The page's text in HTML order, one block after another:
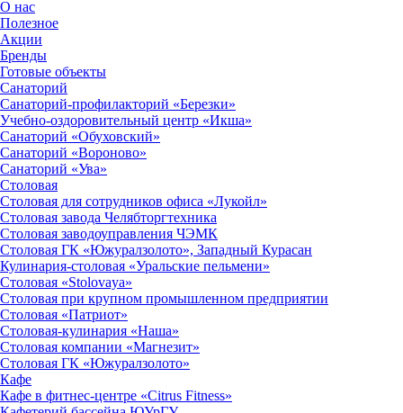
О нас
Полезное
Акции
Бренды
Готовые объекты
Санаторий
Санаторий-профилакторий «Березки»
Учебно-оздоровительный центр «Икша»
Санаторий «Обуховский»
Санаторий «Вороново»
Санаторий «Ува»
Столовая
Столовая для сотрудников офиса «Лукойл»
Столовая завода Челябторгтехника
Столовая заводоуправления ЧЭМК
Столовая ГК «Южуралзолото», Западный Курасан
Кулинария-столовая «Уральские пельмени»
Столовая «Stolovaya»
Столовая при крупном промышленном предприятии
Столовая «Патриот»
Столовая-кулинария «Наша»
Столовая компании «Магнезит»
Столовая ГК «Южуралзолото»
Кафе
Кафе в фитнес-центре «Citrus Fitness»